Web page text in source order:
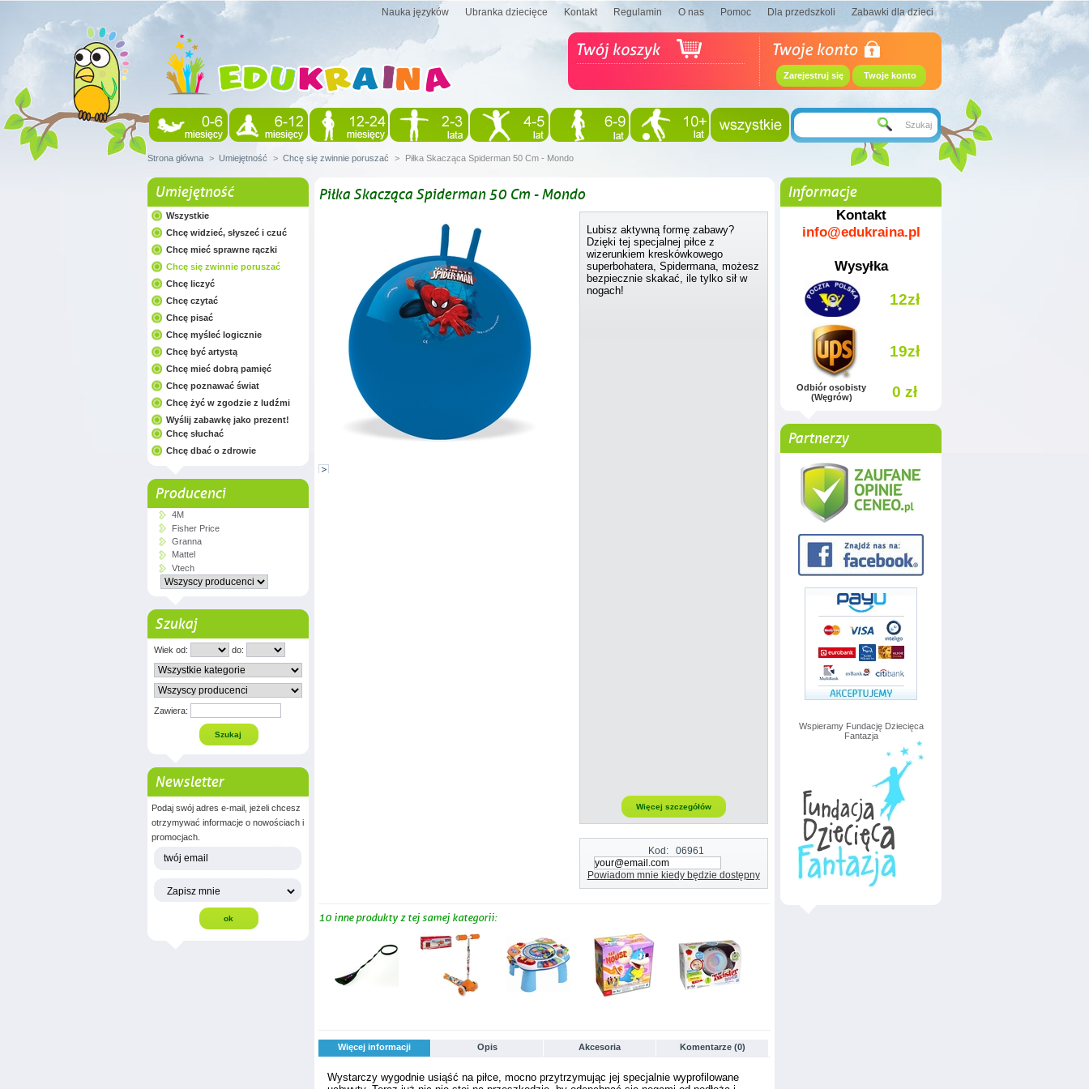
Nauka języków Ubranka dziecięce Kontakt Regulamin O nas Pomoc Dla przedszkoli Zabawki dla dzieci
Zarejestruj się Twoje konto
Strona główna > Umiejętność > Chcę się zwinnie poruszać > Piłka Skacząca Spiderman 50 Cm - Mondo
Umiejętność
Wszystkie
Chcę widzieć, słyszeć i czuć
Chcę mieć sprawne rączki
Chcę się zwinnie poruszać
Chcę liczyć
Chcę czytać
Chcę pisać
Chcę myśleć logicznie
Chcę być artystą
Chcę mieć dobrą pamięć
Chcę poznawać świat
Chcę żyć w zgodzie z ludźmi
Wyślij zabawkę jako prezent!
Chcę słuchać
Chcę dbać o zdrowie
Producenci
4M
Fisher Price
Granna
Mattel
Vtech
Szukaj
Wiek od: do:
Zawiera:
Newsletter
Podaj swój adres e-mail, jeżeli chcesz
otrzymywać informacje o nowościach i
promocjach.
Piłka Skacząca Spiderman 50 Cm - Mondo
Lubisz aktywną formę zabawy?
Dzięki tej specjalnej piłce z
wizerunkiem kreskówkowego
superbohatera, Spidermana, możesz
bezpiecznie skakać, ile tylko sił w
nogach!
Więcej szczegółów
Kod: 06961
Powiadom mnie kiedy będzie dostępny
10 inne produkty z tej samej kategorii:
Więcej informacji Opis Akcesoria Komentarze (0)
Wystarczy wygodnie usiąść na piłce, mocno przytrzymując jej specjalnie wyprofilowane
Informacje
Kontakt
info@edukraina.pl
Wysyłka
12zł
19zł
Odbiór osobisty
(Węgrów)
0 zł
Partnerzy
Wspieramy Fundację Dziecięca
Fantazja